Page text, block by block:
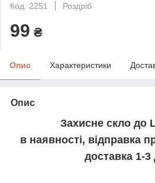
Код: 2251
Роздріб
99 ₴
Опис Характеристики
Опис
Захисне скло до
в наявності, відправка
доставка 1-3